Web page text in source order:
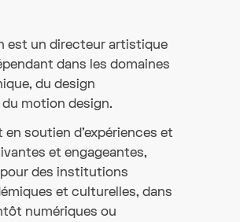
est un directeur artistique
dans les domaines
du design
motion design.
en soutien d'expériences et
et engageantes,
des institutions
et culturelles, dans
numériques ou